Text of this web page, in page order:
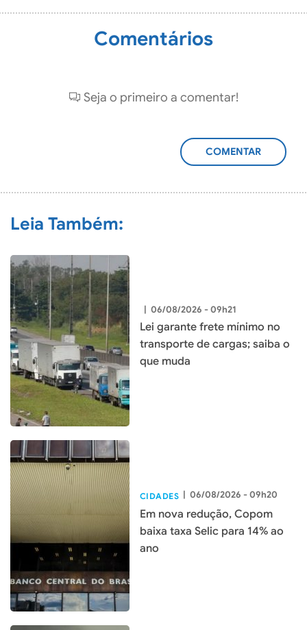
Comentários
Seja o primeiro a comentar!
ADICIONAR
Leia Também:
| 06/08/2026 - 09h21
Lei garante frete mínimo no
transporte de cargas; saiba o
que muda
CIDADES | 06/08/2026 - 09h20
Em nova redução, Copom
baixa taxa Selic para 14% ao
ano